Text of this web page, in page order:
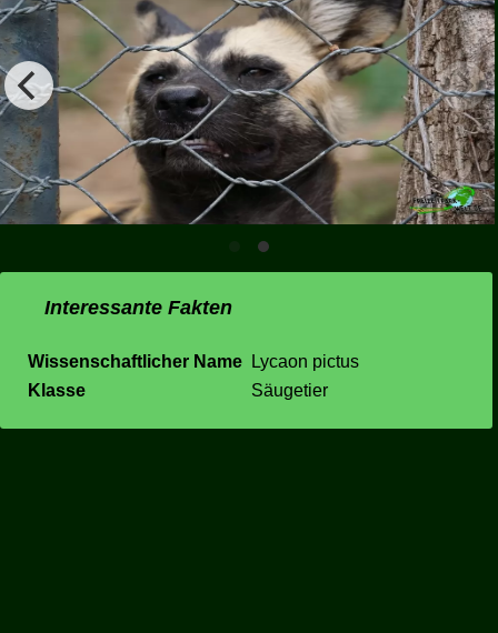
Interessante Fakten
Wissenschaftlicher Name
Lycaon pictus
Klasse
Säugetier